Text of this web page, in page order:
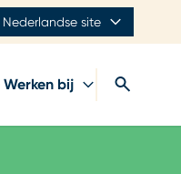
Nederlandse site
Werken bij